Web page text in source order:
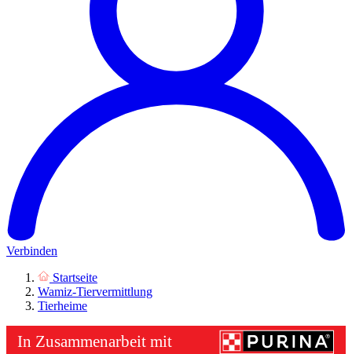
Verbinden
Startseite
Wamiz-Tiervermittlung
Tierheime